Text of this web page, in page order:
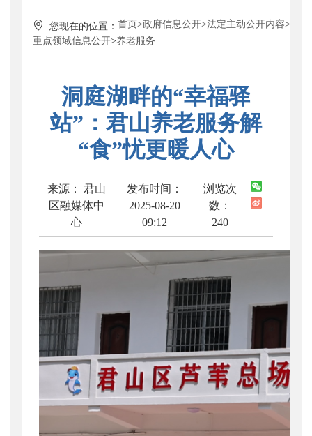
您现在的位置： 首页>政府信息公开>法定主动公开内容>
重点领域信息公开>养老服务
洞庭湖畔的“幸福驿
站”：君山养老服务解
“食”忧更暖人心
来源： 君山
区融媒体中
心
发布时间：
2025-08-20
09:12
浏览次
数：
240